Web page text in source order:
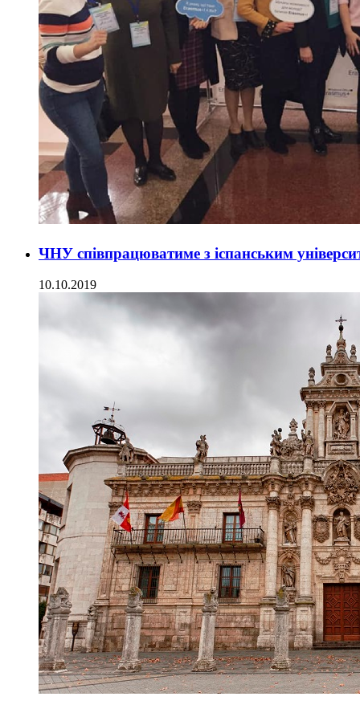
ЧНУ співпрацюватиме з іспанським
10.10.2019